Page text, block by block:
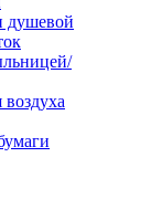
душевой